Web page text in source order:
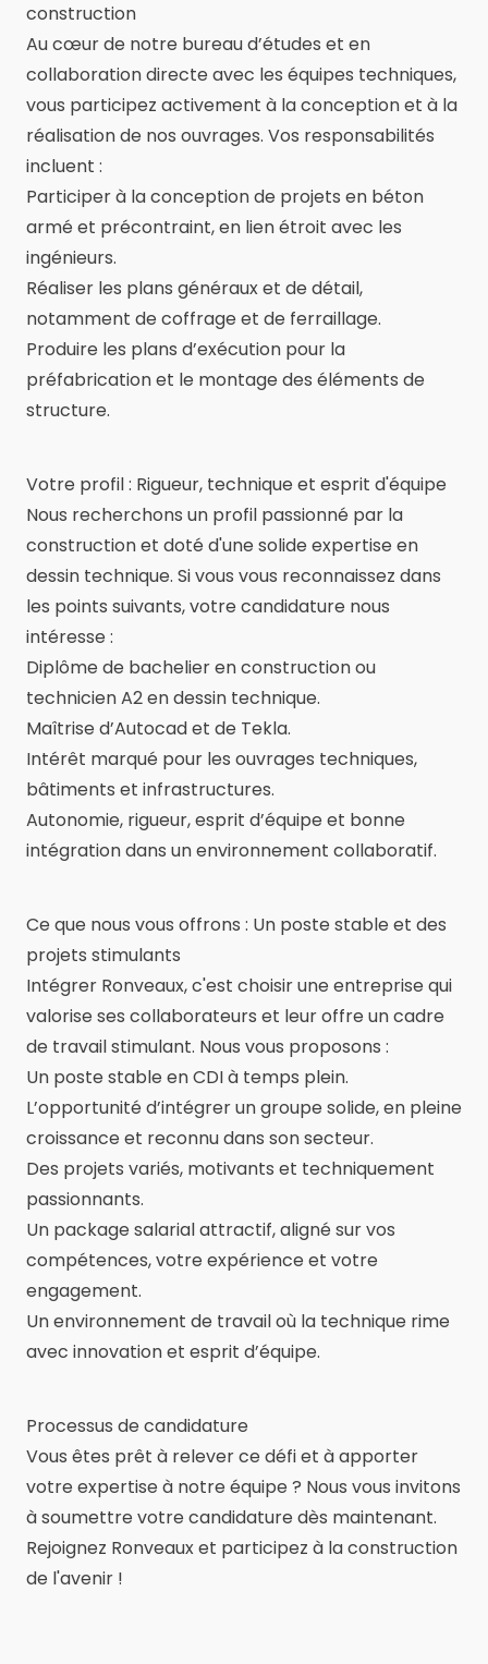
construction
Au cœur de notre bureau d’études et en
collaboration directe avec les équipes techniques,
vous participez activement à la conception et à la
réalisation de nos ouvrages. Vos responsabilités
incluent :
Participer à la conception de projets en béton
armé et précontraint, en lien étroit avec les
ingénieurs.
Réaliser les plans généraux et de détail,
notamment de coffrage et de ferraillage.
Produire les plans d’exécution pour la
préfabrication et le montage des éléments de
structure.
Votre profil : Rigueur, technique et esprit d'équipe
Nous recherchons un profil passionné par la
construction et doté d'une solide expertise en
dessin technique. Si vous vous reconnaissez dans
les points suivants, votre candidature nous
intéresse :
Diplôme de bachelier en construction ou
technicien A2 en dessin technique.
Maîtrise d’Autocad et de Tekla.
Intérêt marqué pour les ouvrages techniques,
bâtiments et infrastructures.
Autonomie, rigueur, esprit d’équipe et bonne
intégration dans un environnement collaboratif.
Ce que nous vous offrons : Un poste stable et des
projets stimulants
Intégrer Ronveaux, c'est choisir une entreprise qui
valorise ses collaborateurs et leur offre un cadre
de travail stimulant. Nous vous proposons :
Un poste stable en CDI à temps plein.
L’opportunité d’intégrer un groupe solide, en pleine
croissance et reconnu dans son secteur.
Des projets variés, motivants et techniquement
passionnants.
Un package salarial attractif, aligné sur vos
compétences, votre expérience et votre
engagement.
Un environnement de travail où la technique rime
avec innovation et esprit d’équipe.
Processus de candidature
Vous êtes prêt à relever ce défi et à apporter
votre expertise à notre équipe ? Nous vous invitons
à soumettre votre candidature dès maintenant.
Rejoignez Ronveaux et participez à la construction
de l'avenir !